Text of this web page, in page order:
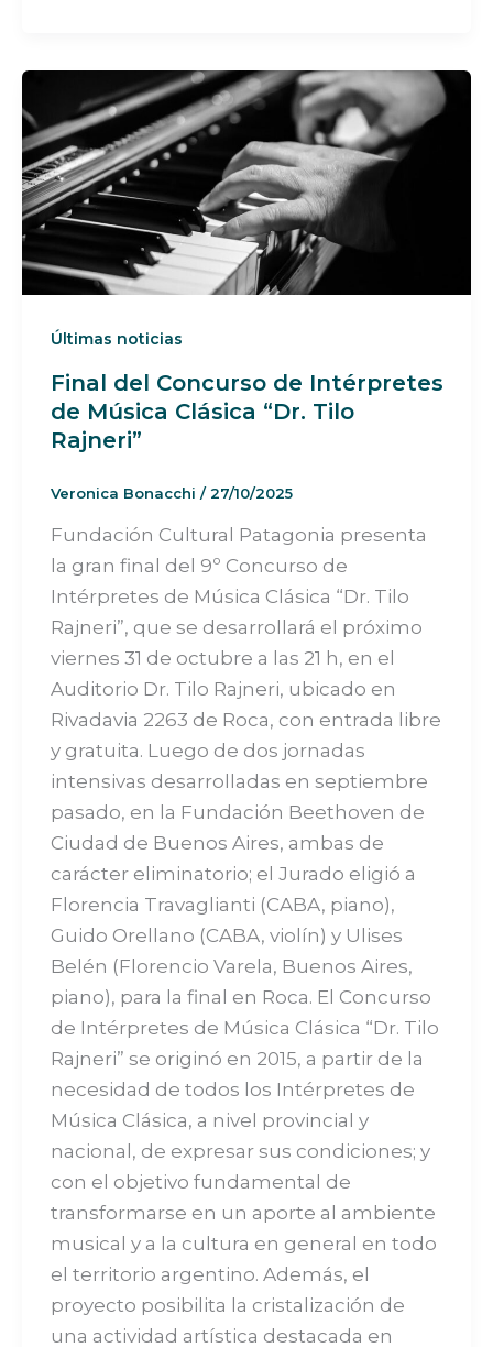
Últimas noticias
Final del Concurso de Intérpretes
de Música Clásica “Dr. Tilo
Rajneri”
Veronica Bonacchi /27/10/2025
Fundación Cultural Patagonia presenta
la gran final del 9º Concurso de
Intérpretes de Música Clásica “Dr. Tilo
Rajneri”, que se desarrollará el próximo
viernes 31 de octubre a las 21 h, en el
Auditorio Dr. Tilo Rajneri, ubicado en
Rivadavia 2263 de Roca, con entrada libre
y gratuita. Luego de dos jornadas
intensivas desarrolladas en septiembre
pasado, en la Fundación Beethoven de
Ciudad de Buenos Aires, ambas de
carácter eliminatorio; el Jurado eligió a
Florencia Travaglianti (CABA, piano),
Guido Orellano (CABA, violín) y Ulises
Belén (Florencio Varela, Buenos Aires,
piano), para la final en Roca. El Concurso
de Intérpretes de Música Clásica “Dr. Tilo
Rajneri” se originó en 2015, a partir de la
necesidad de todos los Intérpretes de
Música Clásica, a nivel provincial y
nacional, de expresar sus condiciones; y
con el objetivo fundamental de
transformarse en un aporte al ambiente
musical y a la cultura en general en todo
el territorio argentino. Además, el
proyecto posibilita la cristalización de
una actividad artística destacada en